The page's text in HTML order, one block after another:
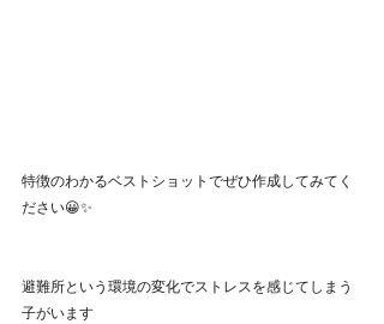
特徴のわかるベストショットでぜひ作成してみてく
ださい😀✨
避難所という環境の変化でストレスを感じてしまう
子がいます